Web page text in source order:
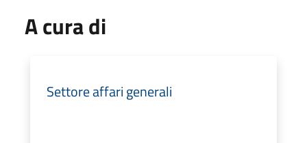
A cura di
Settore affari generali